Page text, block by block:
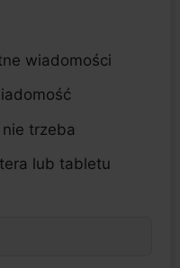
wiadomości
trzeba
lub tabletu